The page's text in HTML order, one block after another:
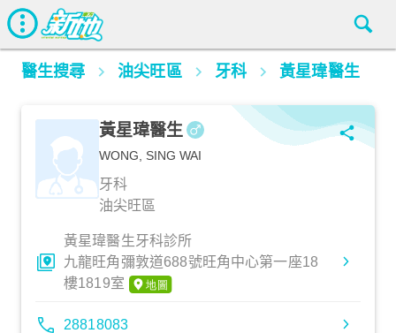
醫生搜尋 油尖旺區 牙科 黃星瑋醫生
黃星瑋醫生
WONG, SING WAI
牙科
油尖旺區
黃星瑋醫生牙科診所
九龍旺角彌敦道688號旺角中心第一座18
樓1819室
28818083